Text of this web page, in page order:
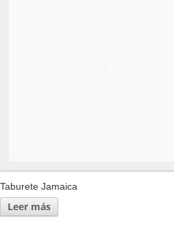
Taburete Jamaica
Leer más